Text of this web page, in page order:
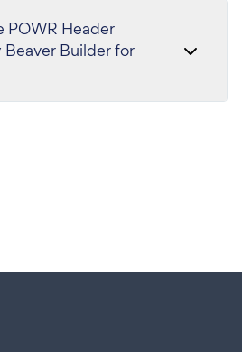
POWR Header
Builder for